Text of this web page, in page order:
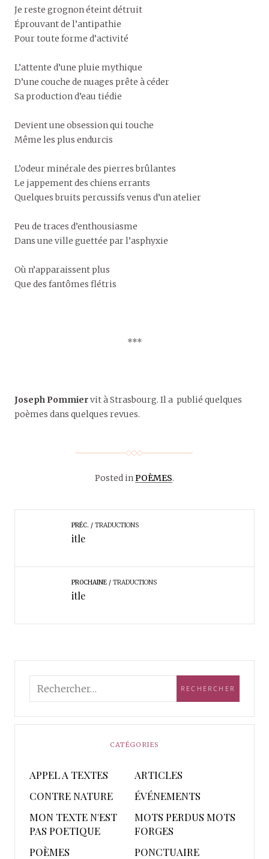
Je reste grognon éteint détruit
Éprouvant de l’antipathie
Pour toute forme d’activité
L’attente d’une pluie mythique
D’une couche de nuages prête à céder
Sa production d’eau tiédie
Devient une obsession qui touche
Même les plus endurcis
L’odeur minérale des pierres brûlantes
Le jappement des chiens errants
Quelques bruits percussifs venus d’un atelier
Peu de traces d’enthousiasme
Dans une ville guettée par l’asphyxie
Où n’apparaissent plus
Que des fantômes flétris
***
Joseph Pommiervit à Strasbourg. Il a publié quelques
poèmes dans quelques revues.
Posted inPOÈMES.
PRÉC. TRADUCTIONS
itle
PROCHAINE TRADUCTIONS
itle
CATÉGORIES
APPEL A TEXTES
ARTICLES
CONTRE NATURE
ÉVÉNEMENTS
MON TEXTE N'EST
PAS POETIQUE
MOTS PERDUS MOTS
FORGES
POÈMES
PONCTUAIRE